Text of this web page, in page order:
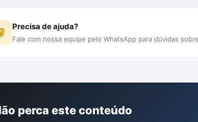
Precisa de ajuda?
Fale com nossa equipe pelo WhatsApp para dúvidas
perca este conteúdo